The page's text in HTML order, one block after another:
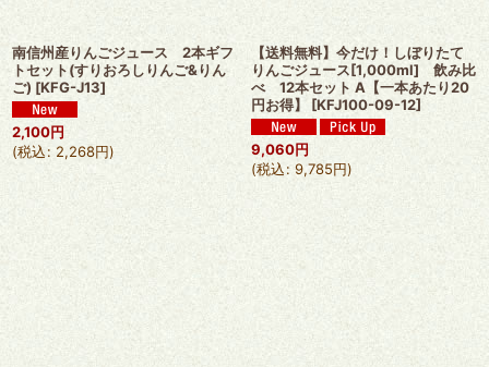
南信州産りんごジュース 2本ギフ
トセット(すりおろしりんご&りん
ご) [KFG-J13]
2,100円
(税込: 2,268円)
【送料無料】今だけ！しぼりたて
りんごジュース[1,000ml] 飲み比
べ 12本セット A【一本あたり20
円お得】
[KFJ100-09-12]
9,060円
(税込: 9,785円)